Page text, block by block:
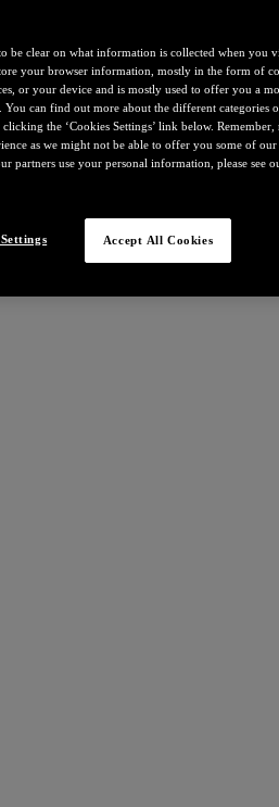
be clear on what information is collected when you
your browser information, mostly in the form of
or your device and is mostly used to offer you a
can find out more about the different categories
the ‘Cookies Settings’ link below.
as we might not be able to offer you some of our
partners use your personal information, please see
Accept All Cookies